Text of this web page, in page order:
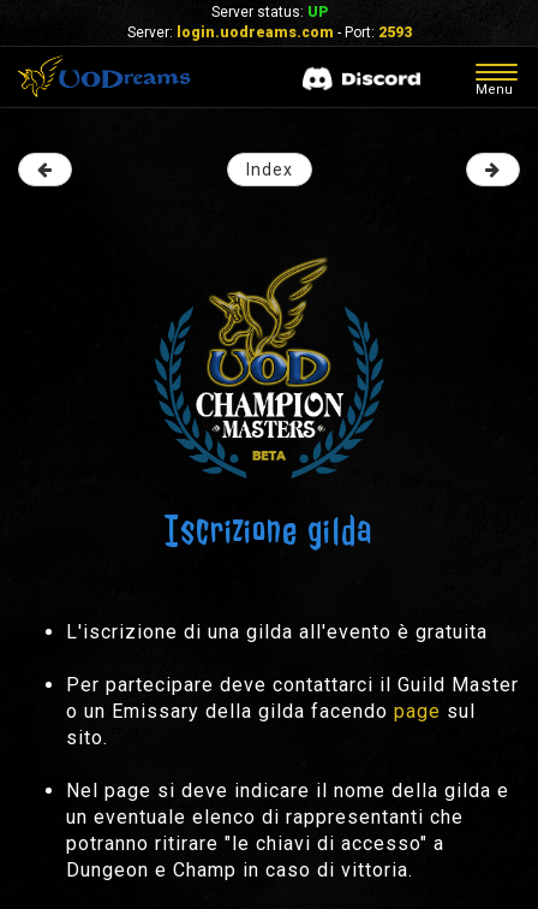
Server status: UP
Server:
login.uodreams.com - Port: 2593
Menu
Index
Iscrizione gilda
L'iscrizione di una gilda all'evento è gratuita
Per partecipare deve contattarci il Guild Master
o un Emissary della gilda facendo page sul
sito.
Nel page si deve indicare il nome della gilda e
un eventuale elenco di rappresentanti che
potranno ritirare "le chiavi di accesso" a
Dungeon e Champ in caso di vittoria.